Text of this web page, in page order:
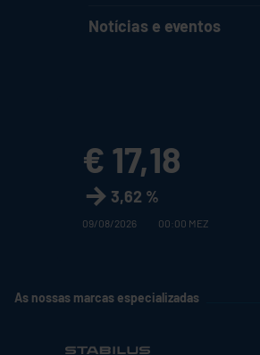
Notícias e eventos
€ 17,18
3,62 %
09/08/2026 00:00 MEZ
As nossas marcas especializadas